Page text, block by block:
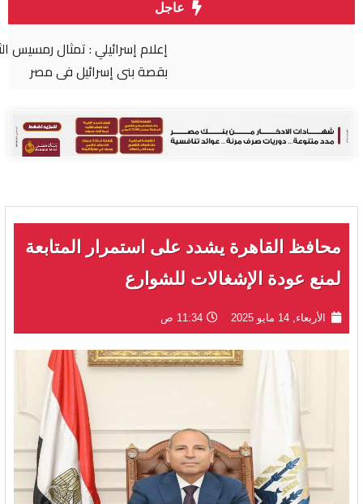
عاجل
إعلام إسرائيلي : تمثال رمسيس الثاني تربطه علاقة
محافظ القاهرة يشدد على استمرار المتابعة
لمنع عودة الإشغالات للشوارع
الأربعاء, 14 مايو 2025 11:34 ص